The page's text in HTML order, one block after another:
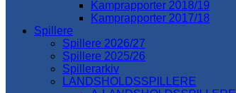
Kamprapporter 2018/19
Kamprapporter 2017/18
Spillere
Spillere 2026/27
Spillere 2025/26
Spillerarkiv
LANDSHOLDSSPILLERE